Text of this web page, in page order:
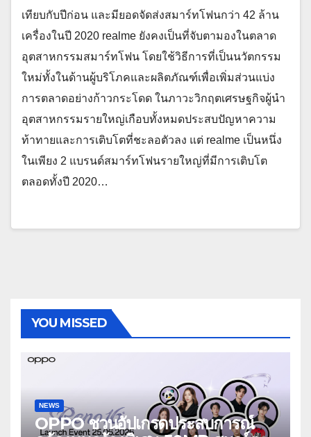
เทียบกับปีก่อน และมียอดจัดส่งสมาร์ทโฟนกว่า 42 ล้าน
เครื่องในปี 2020 realme ยังคงเป็นที่จับตามองในตลาด
อุตสาหกรรมสมาร์ทโฟน โดยใช้วิธีการที่เป็นนวัตกรรม
ใหม่ทั้งในด้านผู้บริโภคและผลิตภัณฑ์เพื่อเพิ่มส่วนแบ่ง
การตลาดอย่างก้าวกระโดด ในภาวะวิกฤตเศรษฐกิจผู้นำ
อุตสาหกรรมรายใหญ่เกือบทั้งหมดประสบปัญหาความ
ท้าทายและการเติบโตที่ชะลอตัวลง แต่ realme เป็นหนึ่ง
ในเพียง 2 แบรนด์สมาร์ทโฟนรายใหญ่ที่มีการเติบโต
ตลอดทั้งปี 2020…
YOU MISSED
NEWS
OPPO ชวนอัปเกรดประสบการณ์